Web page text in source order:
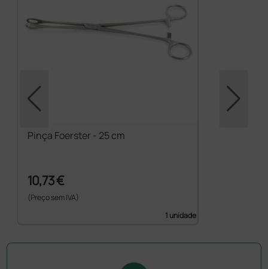
Pinça Foerster - 25 cm
10,73 €
(Preço sem IVA)
1 unidade